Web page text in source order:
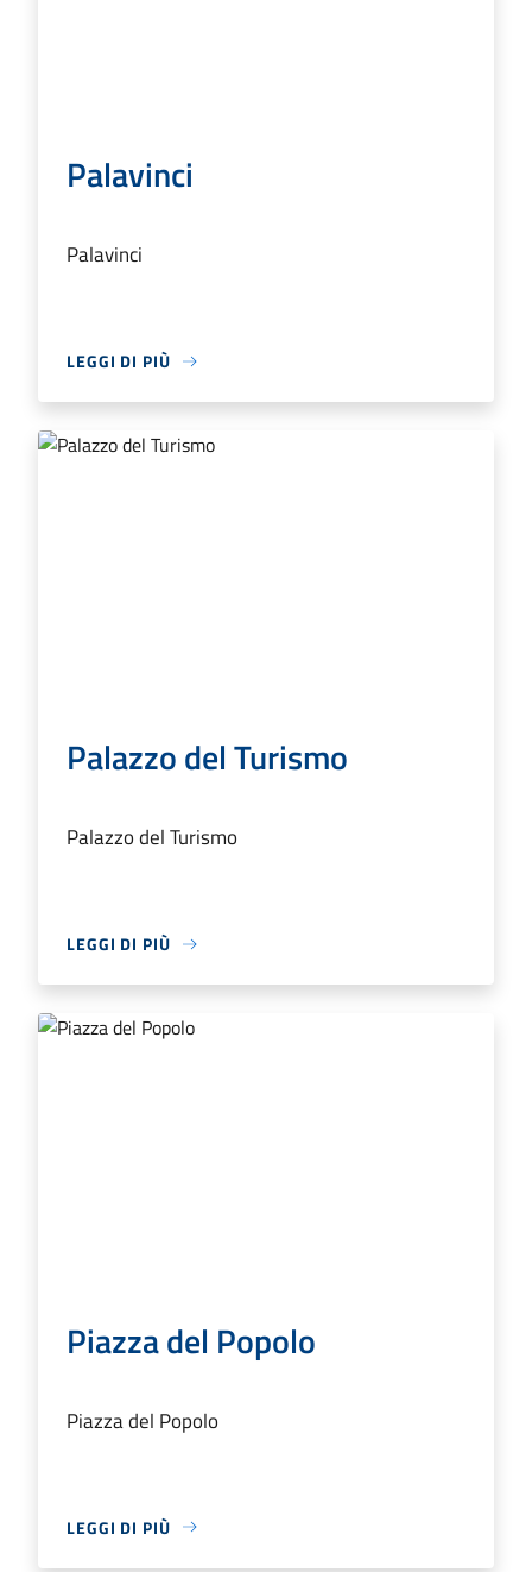
Palavinci
Palavinci
LEGGI DI PIÙ
Palazzo del Turismo
Palazzo del Turismo
LEGGI DI PIÙ
Piazza del Popolo
Piazza del Popolo
LEGGI DI PIÙ